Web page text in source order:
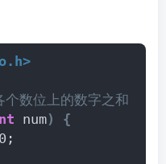
数位上的数字之和
num)
{